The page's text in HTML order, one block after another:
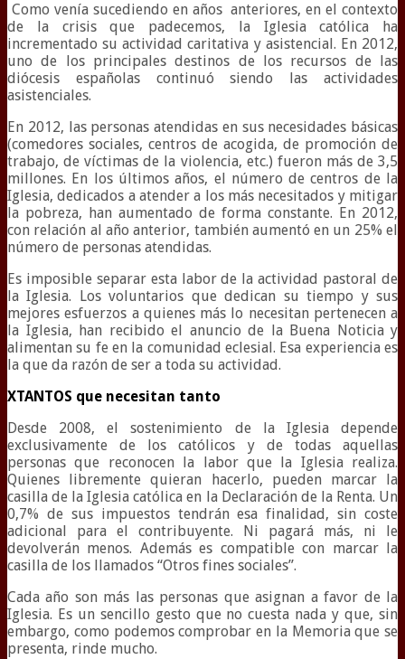
Como venía sucediendo en años anteriores, en el contexto
de la crisis que padecemos, la Iglesia católica ha
incrementado su actividad caritativa y asistencial. En 2012,
uno de los principales destinos de los recursos de las
diócesis españolas continuó siendo las actividades
asistenciales.
En 2012, las personas atendidas en sus necesidades básicas
(comedores sociales, centros de acogida, de promoción de
trabajo, de víctimas de la violencia, etc.) fueron más de 3,5
millones. En los últimos años, el número de centros de la
Iglesia, dedicados a atender a los más necesitados y mitigar
la pobreza, han aumentado de forma constante. En 2012,
con relación al año anterior, también aumentó en un 25% el
número de personas atendidas.
Es imposible separar esta labor de la actividad pastoral de
la Iglesia. Los voluntarios que dedican su tiempo y sus
mejores esfuerzos a quienes más lo necesitan pertenecen a
la Iglesia, han recibido el anuncio de la Buena Noticia y
alimentan su fe en la comunidad eclesial. Esa experiencia es
la que da razón de ser a toda su actividad.
XTANTOS que necesitan tanto
Desde 2008, el sostenimiento de la Iglesia depende
exclusivamente de los católicos y de todas aquellas
personas que reconocen la labor que la Iglesia realiza.
Quienes libremente quieran hacerlo, pueden marcar la
casilla de la Iglesia católica en la Declaración de la Renta. Un
0,7% de sus impuestos tendrán esa finalidad, sin coste
adicional para el contribuyente. Ni pagará más, ni le
devolverán menos. Además es compatible con marcar la
casilla de los llamados “Otros fines sociales”.
Cada año son más las personas que asignan a favor de la
Iglesia. Es un sencillo gesto que no cuesta nada y que, sin
embargo, como podemos comprobar en la Memoria que se
presenta, rinde mucho.